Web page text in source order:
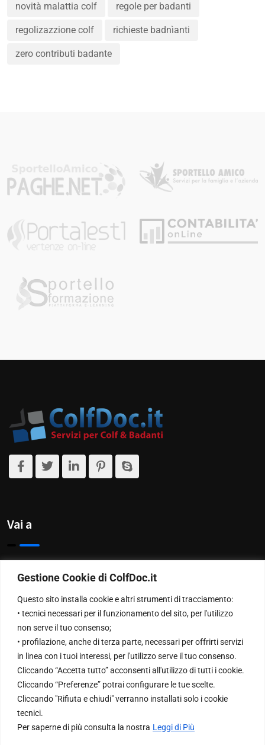
Gestione Cookie di ColfDoc.it
Questo sito installa cookie e altri strumenti di tracciamento:
• tecnici necessari per il funzionamento del sito, per l'utilizzo
non serve il tuo consenso;
• profilazione, anche di terza parte, necessari per offrirti servizi
in linea con i tuoi interessi, per l'utilizzo serve il tuo consenso.
Cliccando “Accetta tutto” acconsenti all'utilizzo di tutti i cookie.
Cliccando “Preferenze” potrai configurare le tue scelte.
Cliccando "Rifiuta e chiudi" verranno installati solo i cookie
tecnici.
Per saperne di più consulta la nostra Leggi di Più
novità malattia colf regole per badanti
regolizazzione colf richieste badnìanti
zero contributi badante
Vai a
Chi Siamo
Contattaci
NewsLetter
Inserisci la tua Email per ricevere le nostre newsletter